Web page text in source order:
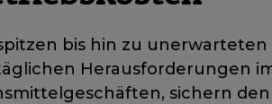
bis hin zu unerwarteten
Herausforderungen
sichern